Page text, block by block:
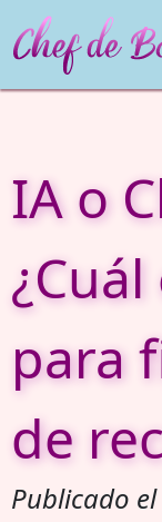
IA o
para
de
Publicado